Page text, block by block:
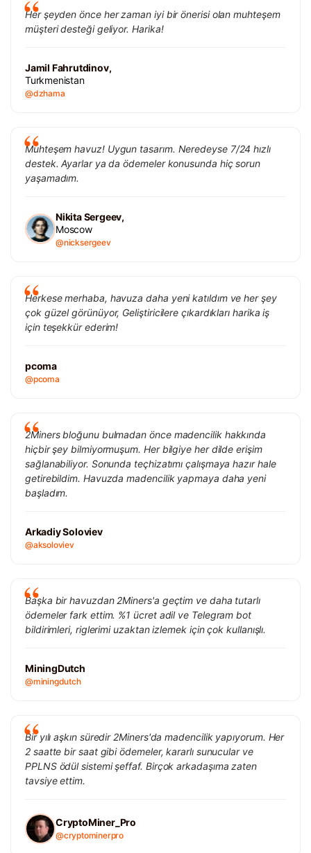
Her şeyden önce her zaman iyi bir önerisi olan muhteşem
müşteri desteği geliyor. Harika!
Jamil Fahrutdinov,
Turkmenistan
@dzhama
Muhteşem havuz! Uygun tasarım. Neredeyse 7/24 hızlı
destek. Ayarlar ya da ödemeler konusunda hiç sorun
yaşamadım.
Nikita Sergeev,
Moscow
@nicksergeev
Herkese merhaba, havuza daha yeni katıldım ve her şey
çok güzel görünüyor, Geliştiricilere çıkardıkları harika iş
için teşekkür ederim!
pcoma
@pcoma
2Miners bloğunu bulmadan önce madencilik hakkında
hiçbir şey bilmiyormuşum. Her bilgiye her dilde erişim
sağlanabiliyor. Sonunda teçhizatımı çalışmaya hazır hale
getirebildim. Havuzda madencilik yapmaya daha yeni
başladım.
Arkadiy Soloviev
@aksoloviev
Başka bir havuzdan 2Miners'a geçtim ve daha tutarlı
ödemeler fark ettim. %1 ücret adil ve Telegram bot
bildirimleri, riglerimi uzaktan izlemek için çok kullanışlı.
MiningDutch
@miningdutch
Bir yılı aşkın süredir 2Miners'da madencilik yapıyorum. Her
2 saatte bir saat gibi ödemeler, kararlı sunucular ve
PPLNS ödül sistemi şeffaf. Birçok arkadaşıma zaten
tavsiye ettim.
CryptoMiner_Pro
@cryptominerpro